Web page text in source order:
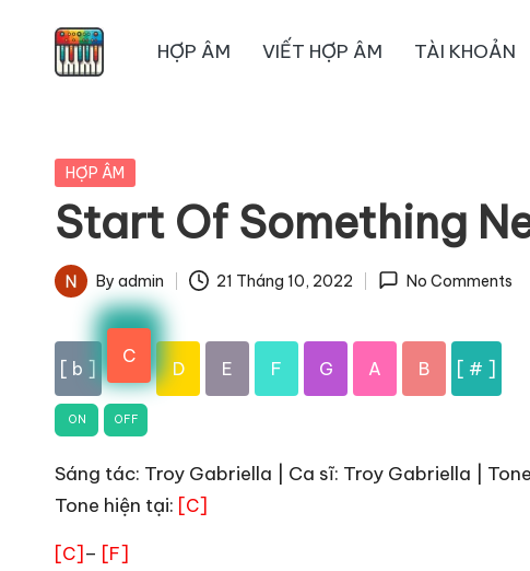
HỢP ÂM VIẾT HỢP ÂM TÀI KHOẢN
Posted
HỢP ÂM
Start Of Something
Posted
By admin 21 Tháng 10, 2022 No Comments
[ b ]
C
D E F G A B [ # ]
ON OFF
Sáng tác: Troy Gabriella | Ca sĩ: Troy Gabriella |
Tone hiện tại: [C]
[C] – [F]